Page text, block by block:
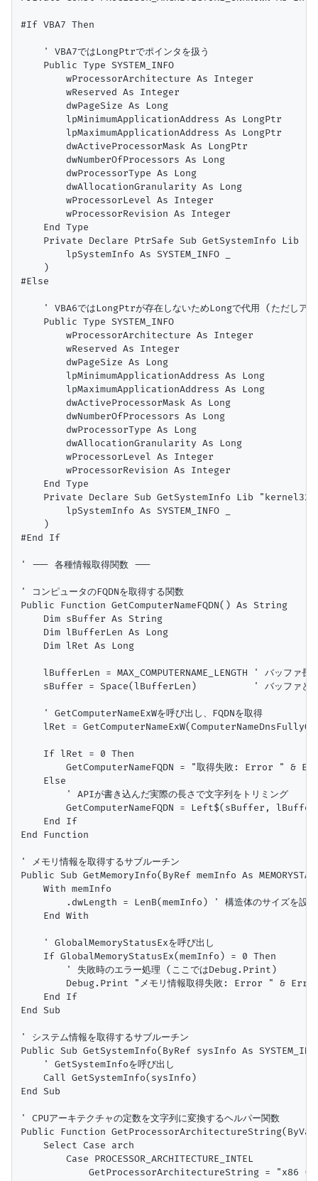
#If VBA7 Then
    ' VBA7ではLongPtrでポインタを扱う
    Public Type SYSTEM_INFO
        wProcessorArchitecture As Integer
        wReserved As Integer
        dwPageSize As Long
        lpMinimumApplicationAddress As LongPtr
        lpMaximumApplicationAddress As LongPtr
        dwActiveProcessorMask As LongPtr
        dwNumberOfProcessors As Long
        dwProcessorType As Long
        dwAllocationGranularity As Long
        wProcessorLevel As Integer
        wProcessorRevision As Integer
    End Type
Private Declare PtrSafe Sub GetSystemInfo Lib
        lpSystemInfo As SYSTEM_INFO _
    )
#Else
' VBA6ではLongPtrが存在しないためLongで代用 (ただしア
    Public Type SYSTEM_INFO
        wProcessorArchitecture As Integer
        wReserved As Integer
        dwPageSize As Long
        lpMinimumApplicationAddress As Long
        lpMaximumApplicationAddress As Long
        dwActiveProcessorMask As Long
        dwNumberOfProcessors As Long
        dwProcessorType As Long
        dwAllocationGranularity As Long
        wProcessorLevel As Integer
        wProcessorRevision As Integer
    End Type
Private Declare Sub GetSystemInfo Lib "kernel32"
        lpSystemInfo As SYSTEM_INFO _
    )
#End If
' --- 各種情報取得関数 ---
' コンピュータのFQDNを取得する関数
Public Function GetComputerNameFQDN() As String
    Dim sBuffer As String
    Dim lBufferLen As Long
    Dim lRet As Long
lBufferLen = MAX_COMPUTERNAME_LENGTH ' バッファ長を
sBuffer = Space(lBufferLen)          ' バッファとし
    ' GetComputerNameExWを呼び出し、FQDNを取得
lRet =
    If lRet = 0 Then
GetComputerNameFQDN = "取得失敗: Error " &
    Else
        ' APIが書き込んだ実際の長さで文字列をトリミング
GetComputerNameFQDN = Left$(sBuffer,
    End If
End Function
' メモリ情報を取得するサブルーチン
Public Sub GetMemoryInfo(ByRef memInfo As
    With memInfo
.dwLength = LenB(memInfo) ' 構造体のサイズを設
    End With
    ' GlobalMemoryStatusExを呼び出し
    If GlobalMemoryStatusEx(memInfo) = 0 Then
        ' 失敗時のエラー処理 (ここではDebug.Print)
Debug.Print "メモリ情報取得失敗: Error " &
    End If
End Sub
' システム情報を取得するサブルーチン
Public Sub GetSystemInfo(ByRef sysInfo As
    ' GetSystemInfoを呼び出し
    Call GetSystemInfo(sysInfo)
End Sub
' CPUアーキテクチャの定数を文字列に変換するヘルパー関数
Public Function
    Select Case arch
        Case PROCESSOR_ARCHITECTURE_INTEL
GetProcessorArchitectureString = "x86